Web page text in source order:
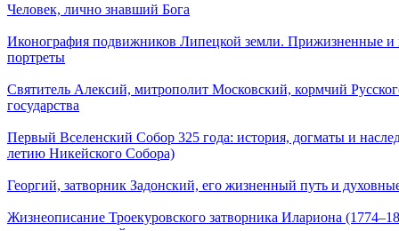
Человек, лично знавший Бога
Иконография подвижников Липецкой земли. Прижизненные и
портреты
Святитель Алексий, митрополит Московский, кормчий
государства
Первый Вселенский Собор 325 года: история, догматы и
летию Никейского Собора)
Георгий, затворник Задонский, его жизненный путь и
Жизнеописание Троекуровского затворника Илариона